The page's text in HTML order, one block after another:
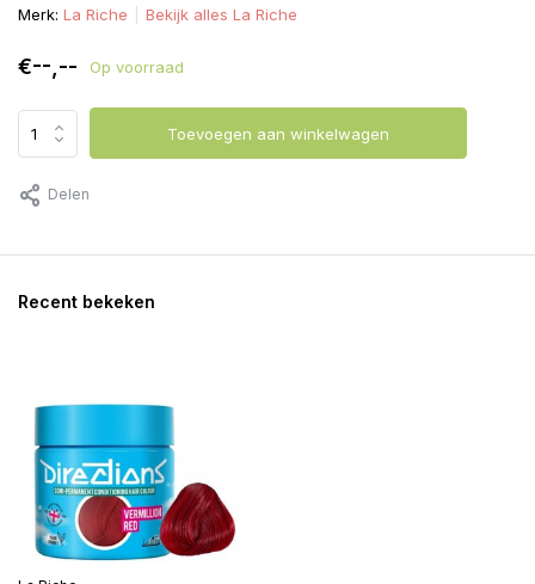
Merk: La Riche Bekijk alles La Riche
€--,-- Op voorraad
Toevoegen aan winkelwagen
Delen
Recent bekeken